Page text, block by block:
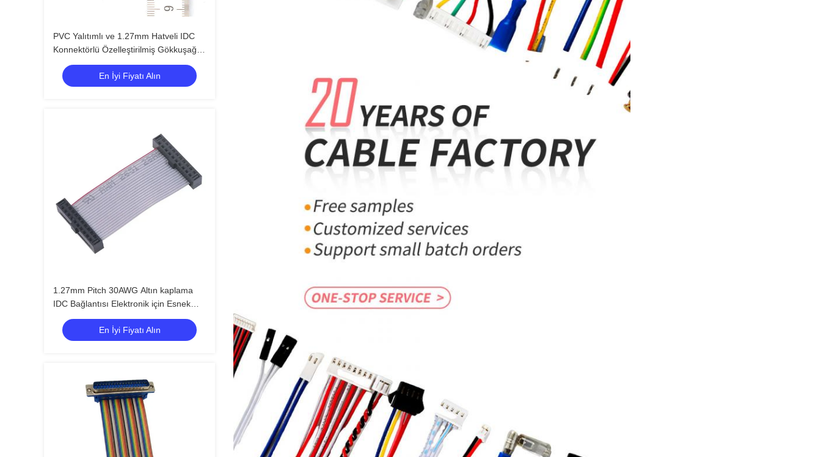
PVC Yalıtımlı ve 1.27mm Hatveli IDC
Konnektörlü Özelleştirilmiş Gökkuşağı
Düz Şerit Kablo
En İyi Fiyatı Alın
1.27mm Pitch 30AWG Altın kaplama
IDC Bağlantısı Elektronik için Esnek
Düz Kurdele Kablosu
En İyi Fiyatı Alın